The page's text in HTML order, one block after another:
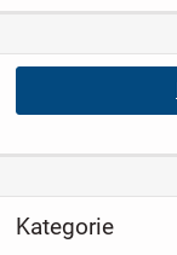
Kategorie